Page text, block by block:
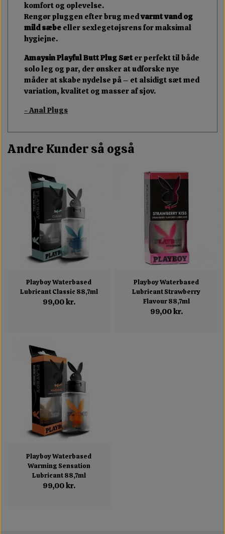
komfort og oplevelse.
Rengør pluggen efter brug medvarmt vand og
mild sæbe eller sexlegetøjsrens for maksimal
hygiejne.
Amaysin Playful Butt Plug Sæt er perfekt til både
solo leg og par, der ønsker at udforske nye
måder at skabe nydelse på – et alsidigt sæt med
variation, kvalitet og masser af sjov.
- Anal Plugs
Andre Kunder så også
Playboy Waterbased
Lubricant Classic 88,7ml
99,00 kr.
Playboy Waterbased
Lubricant Strawberry
Flavour 88,7ml
99,00 kr.
Playboy Waterbased
Warming Sensation
Lubricant 88,7ml
99,00 kr.